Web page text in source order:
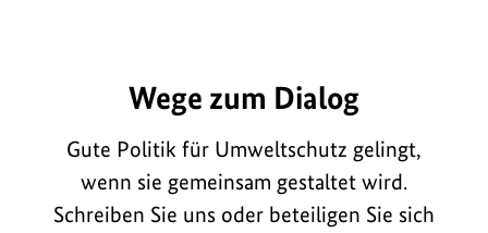
Wege zum Dialog
Gute Politik für Umweltschutz gelingt,
wenn sie gemeinsam gestaltet wird.
Schreiben Sie uns oder beteiligen Sie sich